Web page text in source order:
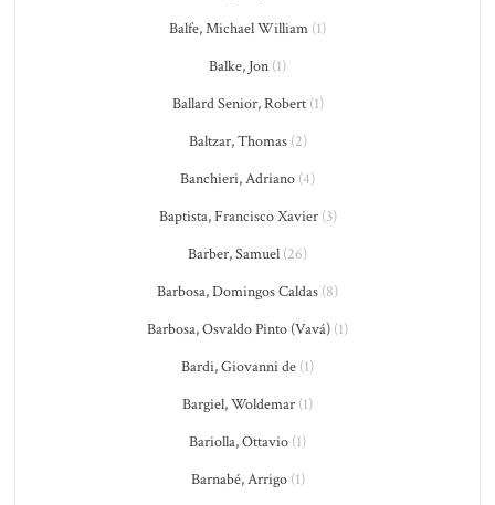
Balfe, Michael William (1)
Balke, Jon (1)
Ballard Senior, Robert(1)
Baltzar, Thomas(2)
Banchieri, Adriano (4)
Baptista, Francisco Xavier(3)
Barber, Samuel (26)
Barbosa, Domingos Caldas (8)
Barbosa, Osvaldo Pinto (Vavá) (1)
Bardi, Giovanni de (1)
Bargiel, Woldemar (1)
Bariolla, Ottavio (1)
Barnabé, Arrigo(1)